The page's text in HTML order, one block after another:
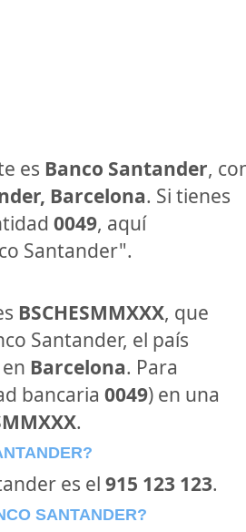
es Banco Santander,
Barcelona. Si tienes
0049, aquí
Santander".
BSCHESMMXXX, que
Santander, el país
en Barcelona. Para
bancaria 0049) en una
.
es el 915 123 123.
SANTANDER?